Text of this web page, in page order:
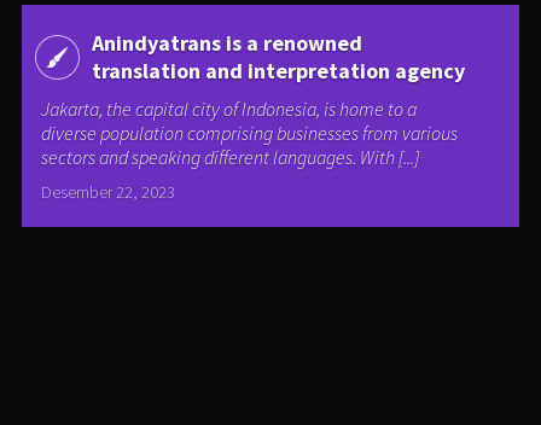
Anindyatrans is a renowned
translation and interpretation agency
Jakarta, the capital city of Indonesia, is home to a
diverse population comprising businesses from various
sectors and speaking different languages. With [...]
Desember 22, 2023